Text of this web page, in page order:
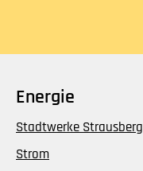
Energie
Stadtwerke Strausberg
Strom